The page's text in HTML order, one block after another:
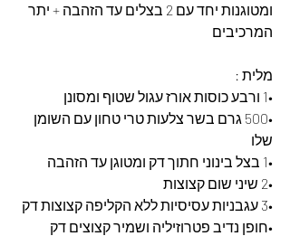
ומטוגנות יחד עם 2 בצלים עד הזהבה + יתר
המרכיבים
מלית :
•1 ורבע כוסות אורז עגול שטוף ומסונן
•500 גרם בשר צלעות טרי טחון עם השומן
שלו
•1 בצל בינוני חתוך דק ומטוגן עד הזהבה
•2 שיני שום קצוצות
•3 עגבניות עסיסיות ללא הקליפה קצוצות דק
•חופן נדיב פטרוזיליה ושמיר קצוצים דק